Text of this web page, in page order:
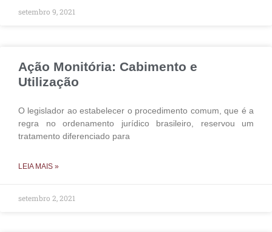
setembro 9, 2021
Ação Monitória: Cabimento e
Utilização
O legislador ao estabelecer o procedimento comum, que é a
regra no ordenamento jurídico brasileiro, reservou um
tratamento diferenciado para
LEIA MAIS »
setembro 2, 2021